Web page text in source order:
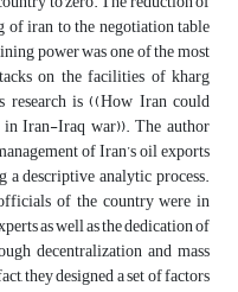
of iran to the negotiation table
power was one of the most
on the facilities of kharg
research is ((How Iran could
Iran-Iraq war)). The author
of Iran’s oil exports
descriptive analytic process.
of the country were in
as well as the dedication of
decentralization and mass
they designed a set of factors